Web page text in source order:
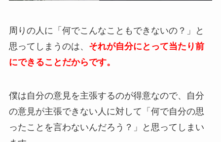
周りの人に「何でこんなこともできないの？」と
思ってしまうのは、 それが自分にとって当たり前
にできることだからです。
僕は自分の意見を主張するのが得意なので、自分
の意見が主張できない人に対して「何で自分の思
ったことを言わないんだろう？」と思ってしまい